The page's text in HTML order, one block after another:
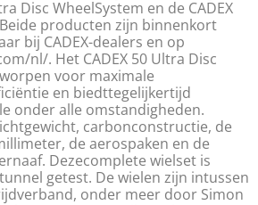
Disc WheelSystem en de CADEX
producten zijn binnenkort
bij CADEX-dealers en op
nl/. Het CADEX 50 Ultra Disc
voor maximale
en biedttegelijkertijd
onder alle omstandigheden.
carbonconstructie, de
de aerospaken en de
Dezecomplete wielset is
getest. De wielen zijn intussen
onder meer door Simon